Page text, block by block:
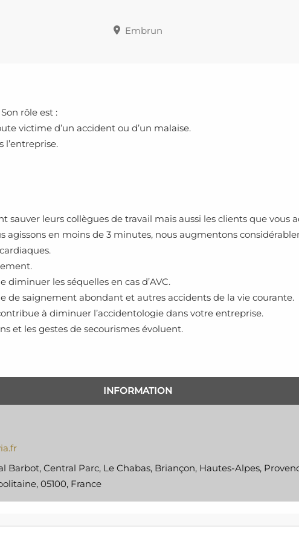
Embrun
rôle est :
victime d’un accident ou d’un malaise.
l’entreprise.
sauver leurs collègues de travail mais aussi les clients que vous
agissons en moins de 3 minutes, nous augmentons
les séquelles en cas d’AVC.
de saignement abondant et autres accidents de la vie courante.
à diminuer l’accidentologie dans votre entreprise.
et les gestes de secourismes évoluent.
INFORMATION
Barbot, Central Parc, Le Chabas, Briançon, Hautes-Alpes,
05100, France